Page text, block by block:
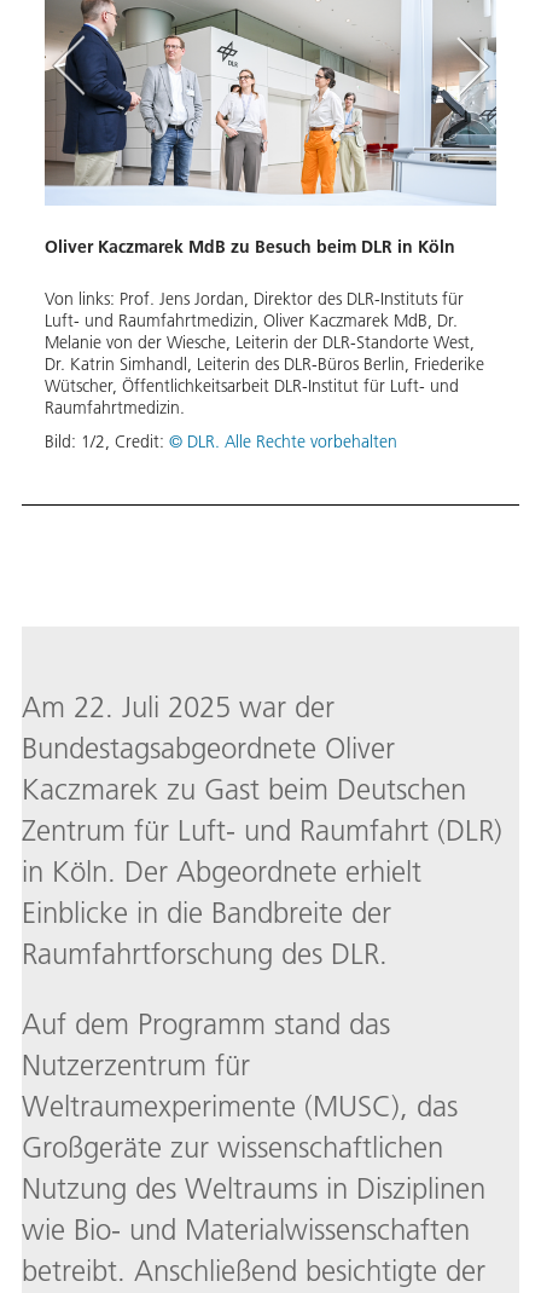
Oliver Kaczmarek MdB zu Besuch beim DLR in Köln
Von links: Prof. Jens Jordan, Direktor des DLR-Instituts für
Luft- und Raumfahrtmedizin, Oliver Kaczmarek MdB, Dr.
Melanie von der Wiesche, Leiterin der DLR-Standorte West,
Dr. Katrin Simhandl, Leiterin des DLR-Büros Berlin, Friederike
Wütscher, Öffentlichkeitsarbeit DLR-Institut für Luft- und
Raumfahrtmedizin.
Bild: 1/2, Credit: © DLR. Alle Rechte vorbehalten
Am 22. Juli 2025 war der
Bundestagsabgeordnete Oliver
Kaczmarek zu Gast beim Deutschen
Zentrum für Luft- und Raumfahrt (DLR)
in Köln. Der Abgeordnete erhielt
Einblicke in die Bandbreite der
Raumfahrtforschung des DLR.
Auf dem Programm stand das
Nutzerzentrum für
Weltraumexperimente (MUSC), das
Großgeräte zur wissenschaftlichen
Nutzung des Weltraums in Disziplinen
wie Bio- und Materialwissenschaften
betreibt. Anschließend besichtigte der